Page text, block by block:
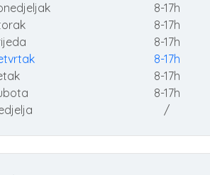
8-17h
8-17h
8-17h
8-17h
8-17h
8-17h
/